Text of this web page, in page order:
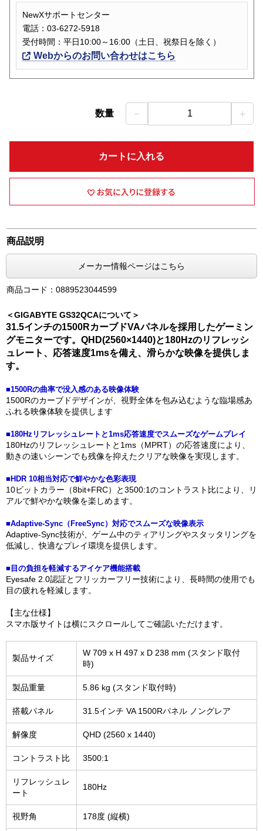
NewXサポートセンター
電話：03-6272-5918
受付時間：平日10:00～16:00（土日、祝祭日を除く）
Webからのお問い合わせはこちら
数量 － 1 ＋
カートに入れる
商品説明
メーカー情報ページはこちら
商品コード：0889523044599
＜GIGABYTE GS32QCAについて＞
31.5インチの1500RカーブドVAパネルを採用したゲーミン
グモニターです。QHD(2560×1440)と180Hzのリフレッシ
ュレート、応答速度1msを備え、滑らかな映像を提供しま
す。
■1500Rの曲率で没入感のある映像体験
1500Rのカーブドデザインが、視野全体を包み込むような臨場感あ
ふれる映像体験を提供します
■180Hzリフレッシュレートと1ms応答速度でスムーズなゲームプレイ
180Hzのリフレッシュレートと1ms（MPRT）の応答速度により、
動きの速いシーンでも残像を抑えたクリアな映像を実現します。
■HDR 10相当対応で鮮やかな色彩表現
10ビットカラー（8bit+FRC）と3500:1のコントラスト比により、リ
アルで鮮やかな映像を楽しめます。
■Adaptive-Sync（FreeSync）対応でスムーズな映像表示
Adaptive-Sync技術が、ゲーム中のティアリングやスタッタリングを
低減し、快適なプレイ環境を提供します。
■目の負担を軽減するアイケア機能搭載
Eyesafe 2.0認証とフリッカーフリー技術により、長時間の使用でも
目の疲れを軽減します。
【主な仕様】
スマホ版サイトは横にスクロールしてご確認いただけます。
製品サイズ
W 709 x H 497 x D 238 mm (スタンド取付
時)
製品重量 5.86 kg (スタンド取付時)
搭載パネル 31.5インチ VA 1500Rパネル ノングレア
解像度 QHD (2560 x 1440)
コントラスト比 3500:1
リフレッシュレ
ート
180Hz
視野角 178度 (縦横)